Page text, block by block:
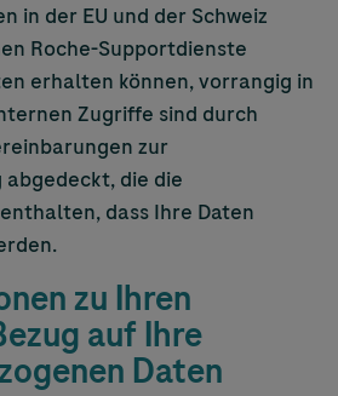
in der EU und der Schweiz
Roche-Supportdienste
erhalten können, vorrangig in
Zugriffe sind durch
zur
die die
dass Ihre Daten
zu Ihren
auf Ihre
Daten